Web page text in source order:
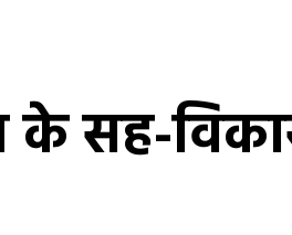
के सह-